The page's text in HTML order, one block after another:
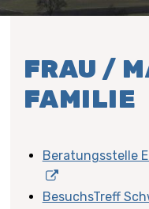
FRAU /
FAMILIE
Beratungsstelle
BesuchsTreff